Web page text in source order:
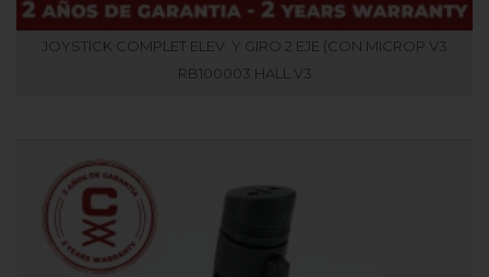
JOYSTICK COMPLET ELEV. Y GIRO 2 EJE (CON MICROP V3
RB100003.HALL.V3